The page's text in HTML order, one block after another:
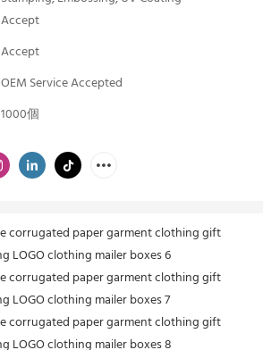
Accept
Accept
OEM Service Accepted
1000個